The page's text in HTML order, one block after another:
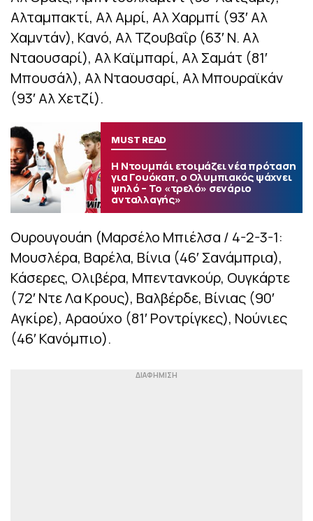
Αλταμπακτί, Αλ Αμρί, Αλ Χαρμπί (93′ Αλ
Χαμντάν), Κανό, Αλ Τζουβαΐρ (63′ Ν. Αλ
Νταουσαρί), Αλ Καϊμπαρί, Αλ Σαμάτ (81′
Μπουσάλ), Αλ Νταουσαρί, Αλ Μπουραϊκάν
(93′ Αλ Χετζί).
MUST READ
Η Ντουμπάι ετοιμάζει νέα πρόταση
για Γουόκαπ, ο Ολυμπιακός ψάχνει
ψηλό – Το «τρελό» σενάριο
ανταλλαγής»
Ουρουγουάη (Μαρσέλο Μπιέλσα / 4-2-3-1:
Μουσλέρα, Βαρέλα, Βίνια (46′ Σανάμπρια),
Κάσερες, Ολιβέρα, Μπεντανκούρ, Ουγκάρτε
(72′ Ντε Λα Κρους), Βαλβέρδε, Βίνιας (90′
Αγκίρε), Αραούχο (81′ Ροντρίγκες), Νούνιες
(46′ Κανόμπιο).